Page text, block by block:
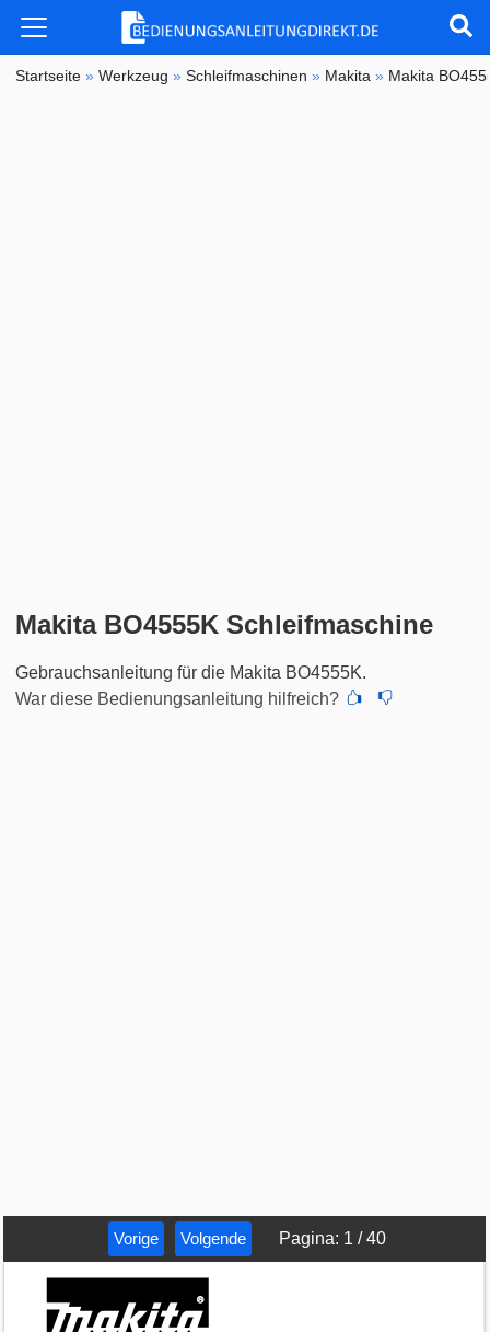
Startseite »Werkzeug »Schleifmaschinen » Makita » Makita
Makita BO4555K Schleifmaschine
Gebrauchsanleitung für die Makita BO4555K.
War diese Bedienungsanleitung hilfreich?
Vorige Volgende Pagina: 1 /40